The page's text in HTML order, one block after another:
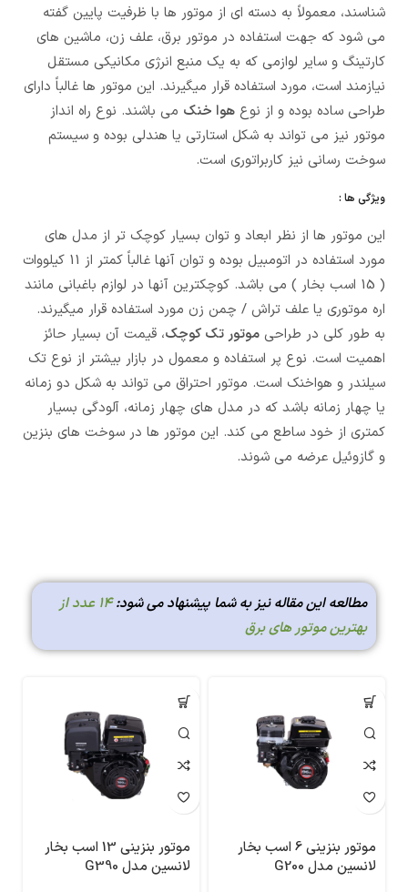
شناسند، معمولاً به دسته ای از موتور ها با ظرفیت پایین گفته
می شود که جهت استفاده در موتور برق، علف زن، ماشین های
کارتینگ و سایر لوازمی که به یک منبع انرژی مکانیکی مستقل
نیازمند است، مورد استفاده قرار میگیرند. این موتور ها غالباً دارای
طراحی ساده بوده و از نوع هوا خنک می باشند. نوع راه انداز
موتور نیز می تواند به شکل استارتی یا هندلی بوده و سیستم
سوخت رسانی نیز کاربراتوری است.
ویژگی ها :
این موتور ها از نظر ابعاد و توان بسیار کوچک تر از مدل های
مورد استفاده در اتومبیل بوده و توان آنها غالباً کمتر از 11 کیلووات
( 15 اسب بخار ) می باشد. کوچکترین آنها در لوازم باغبانی مانند
اره موتوری یا علف تراش / چمن زن مورد استفاده قرار میگیرند.
به طور کلی در طراحی موتور تک کوچک، قیمت آن بسیار حائز
اهمیت است. نوع پر استفاده و معمول در بازار بیشتر از نوع تک
سیلندر و هواخنک است. موتور احتراق می تواند به شکل دو زمانه
یا چهار زمانه باشد که در مدل های چهار زمانه، آلودگی بسیار
کمتری از خود ساطع می کند. این موتور ها در سوخت های بنزین
و گازوئیل عرضه می شوند.
مطالعه این مقاله نیز به شما پیشنهاد می شود:
14 عدد از
بهترین موتور های برق
موتور بنزینی 6 اسب بخار
لانسین مدل G200
موتور بنزینی 13 اسب بخار
لانسین مدل G390